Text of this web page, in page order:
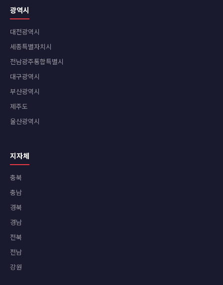
광역시
대전광역시
세종특별자치시
전남광주통합특별시
대구광역시
부산광역시
제주도
울산광역시
지자체
충북
충남
경북
경남
전북
전남
강원